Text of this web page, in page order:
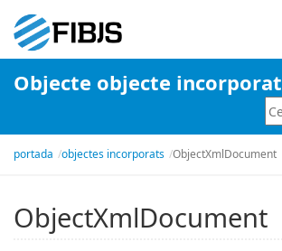
Objecte objecte incorporat
portada objectes incorporats ObjectXmlDocument
ObjectXmlDocument